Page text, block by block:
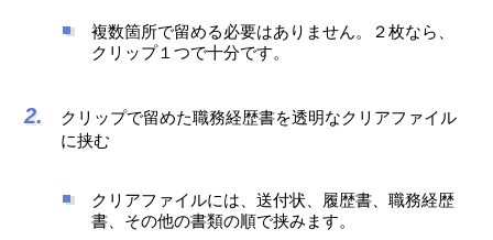
複数箇所で留める必要はありません。２枚なら、
クリップ１つで十分です。
クリップで留めた職務経歴書を透明なクリアファイル
に挟む
クリアファイルには、送付状、履歴書、職務経歴
書、その他の書類の順で挟みます。